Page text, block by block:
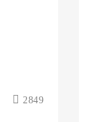
2849